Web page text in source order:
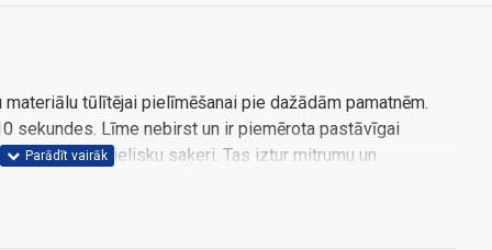
tūlītējai pielīmēšanai pie dažādām pamatnēm.
sekundes. Līme nebirst un ir piemērota pastāvīgai
tā nodrošina lielisku saķeri. Tas iztur mitrumu un